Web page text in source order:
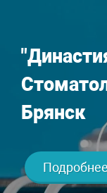
Брянск